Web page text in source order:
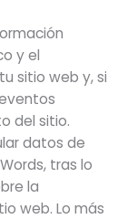
y el
sitio web y, si
del sitio.
datos de
tras lo
la
web. Lo más